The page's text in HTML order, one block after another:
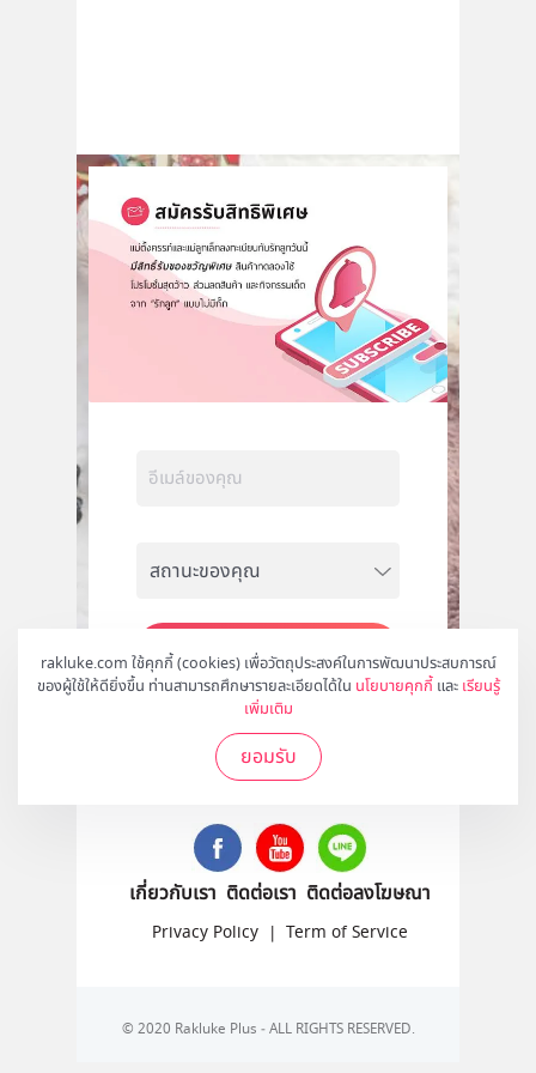
rakluke.com ใช้คุกกี้ (cookies) เพื่อวัตถุประสงค์ในการพัฒนาประสบการณ์
ของผู้ใช้ให้ดียิ่งขึ้น ท่านสามารถศึกษารายละเอียดได้ใน นโยบายคุกกี้ และ เรียนรู้
เพิ่มเติม
ยอมรับ
สมัคร
ติดตามเราได้ที่
เกี่ยวกับเรา ติดต่อเรา ติดต่อลงโฆษณา
Privacy Policy | Term of Service
© 2020 Rakluke Plus - ALL RIGHTS RESERVED.